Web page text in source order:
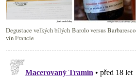
Degustace velkých bílých
vín Francie
Barolo versus Barbaresco